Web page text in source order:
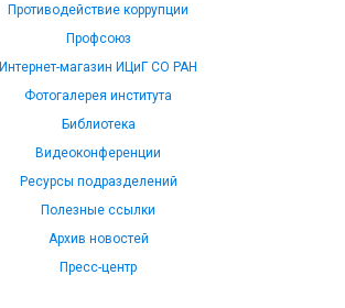
Противодействие коррупции
Профсоюз
Интернет-магазин ИЦиГ СО РАН
Фотогалерея института
Библиотека
Видеоконференции
Ресурсы подразделений
Полезные ссылки
Архив новостей
Пресс-центр